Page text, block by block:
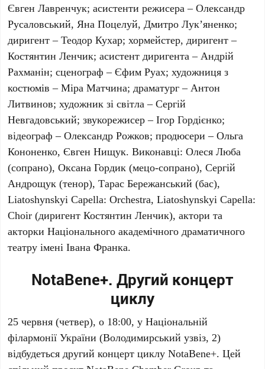
Євген Лавренчук; асистенти режисера –Олександр
Русаловський,Яна Поцелуй,Дмитро Лук’яненко;
диригент –Теодор Кухар; хормейстер, диригент –
Костянтин Ленчик; асистент диригента –Андрій
Рахманін; сценограф –Єфим Руах; художниця з
костюмів –Міра Матчина; драматург –Антон
Литвинов; художник зі світла –Сергій
Невгадовський; звукорежисер –Ігор Гордієнко;
відеограф –Олександр Рожков; продюсери –Ольга
Кононенко,Євген Нищук. Виконавці:Олеся Люба
(сопрано),Оксана Гордик (мецо-сопрано),Сергій
Андрощук (тенор),Тарас Бережанський (бас),
Liatoshynskyi Capella: Orchestra,Liatoshynskyi Capella:
Choir (диригентКостянтин Ленчик), актори та
акторкиНаціонального академічного драматичного
театру імені Івана Франка.
NotaBene+. Другий концерт
циклу
25 червня (четвер), о 18:00, уНаціональній
філармонії України (Володимирський узвіз, 2)
відбудеться другий концерт циклуNotaBene+. Цей